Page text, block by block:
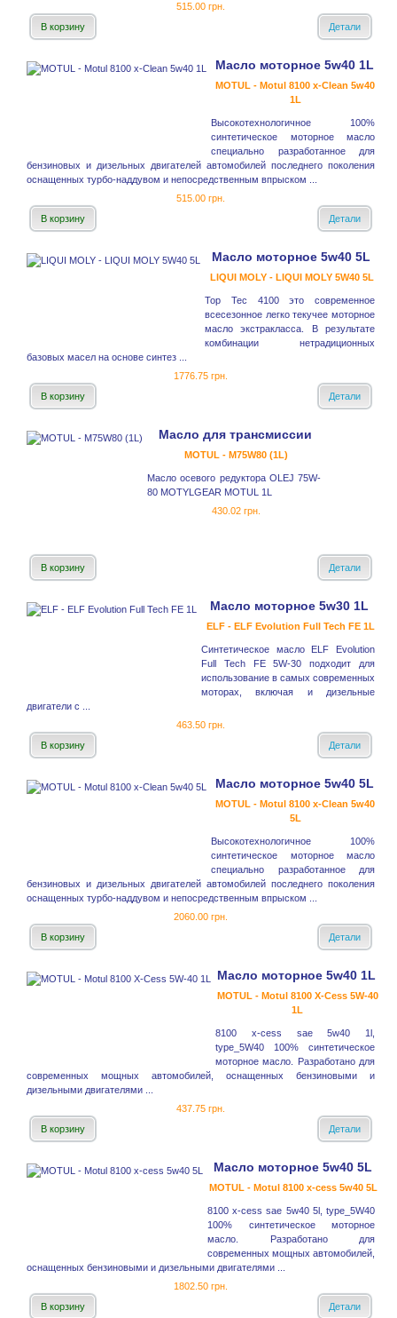
515.00 грн.
В корзину
Детали
Масло моторное 5w40 1L
MOTUL - Motul 8100 x-Clean 5w40
1L
Высокотехнологичное 100%
синтетическое моторное масло
специально разработанное для
бензиновых и дизельных двигателей автомобилей последнего поколения
оснащенных турбо-наддувом и непосредственным впрыском ...
515.00 грн.
В корзину
Детали
Масло моторное 5w40 5L
LIQUI MOLY - LIQUI MOLY 5W40 5L
Top Tec 4100 это современное
всесезонное легко текучее моторное
масло экстракласса. В результате
комбинации нетрадиционных
базовых масел на основе синтез ...
1776.75 грн.
В корзину
Детали
Масло для трансмиссии
MOTUL - M75W80 (1L)
Масло осевого редуктора OLEJ 75W-
80 MOTYLGEAR MOTUL 1L
430.02 грн.
В корзину Детали
Масло моторное 5w30 1L
ELF - ELF Evolution Full Tech FE 1L
Синтетическое масло ELF Evolution
Full Tech FE 5W-30 подходит для
использование в самых современных
моторах, включая и дизельные
двигатели с ...
463.50 грн.
В корзину
Детали
Масло моторное 5w40 5L
MOTUL - Motul 8100 x-Clean 5w40
5L
Высокотехнологичное 100%
синтетическое моторное масло
специально разработанное для
бензиновых и дизельных двигателей автомобилей последнего поколения
оснащенных турбо-наддувом и непосредственным впрыском ...
2060.00 грн.
В корзину
Детали
Масло моторное 5w40 1L
MOTUL - Motul 8100 X-Cess 5W-40
1L
8100 x-cess sae 5w40 1l,
type_5W40 100% синтетическое
моторное масло. Разработано для
современных мощных автомобилей, оснащенных бензиновыми и
дизельными двигателями ...
437.75 грн.
В корзину
Детали
Масло моторное 5w40 5L
MOTUL - Motul 8100 x-cess 5w40 5L
8100 x-cess sae 5w40 5l, type_5W40
100% синтетическое моторное
масло. Разработано для
современных мощных автомобилей,
оснащенных бензиновыми и дизельными двигателями ...
1802.50 грн.
В корзину
Детали